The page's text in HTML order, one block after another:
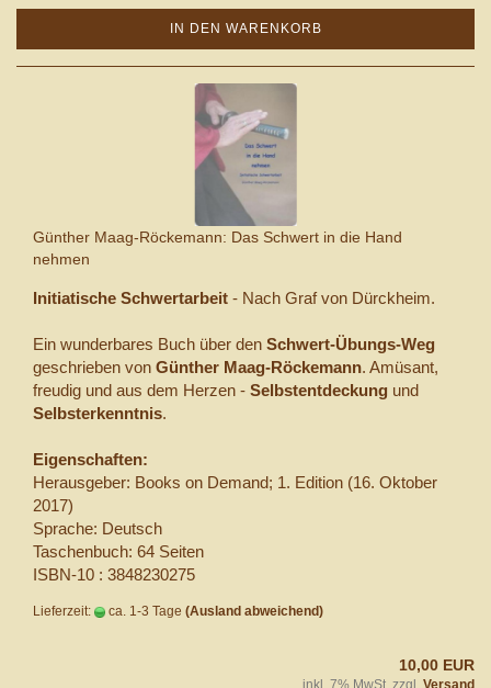
IN DEN WARENKORB
Günther Maag-Röckemann: Das Schwert in die Hand
nehmen
Initiatische Schwertarbeit - Nach Graf von Dürckheim.
Ein wunderbares Buch über den Schwert-Übungs-Weg
geschrieben von Günther Maag-Röckemann. Amüsant,
freudig und aus dem Herzen - Selbstentdeckung und
Selbsterkenntnis.
Eigenschaften:
Herausgeber: Books on Demand; 1. Edition (16. Oktober
2017)
Sprache: Deutsch
Taschenbuch: 64 Seiten
ISBN-10 : 3848230275
Lieferzeit: ca. 1-3 Tage (Ausland abweichend)
10,00 EUR
inkl. 7% MwSt. zzgl. Versand